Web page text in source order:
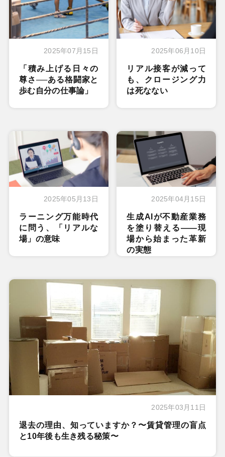
2025年07月15日
「積み上げる日々の
尊さ──ある格闘家と
歩む自分の仕事論」
2025年06月10日
リアル接客が減って
も、クロージング力
は死なない
2025年05月13日
ラーニング万能時代
に問う、「リアルな
場」の意味
2025年04月15日
生成AIが不動産業務
を塗り替える——現
場から始まった革新
の実態
2025年03月11日
退去の理由、知っていますか？〜賃貸管理の盲点
と10年後も生き残る秘策〜